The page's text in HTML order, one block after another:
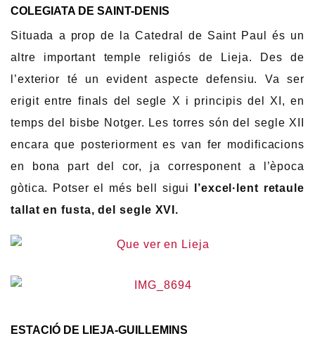
COLEGIATA DE SAINT-DENIS
Situada a prop de la Catedral de Saint Paul és un
altre important temple religiós de Lieja. Des de
l’exterior té un evident aspecte defensiu. Va ser
erigit entre finals del segle X i principis del XI, en
temps del bisbe Notger. Les torres són del segle XII
encara que posteriorment es van fer modificacions
en bona part del cor, ja corresponent a l’època
gòtica. Potser el més bell sigui
l’excel·lent retaule
tallat en fusta, del segle XVI.
ESTACIÓ DE LIEJA-GUILLEMINS